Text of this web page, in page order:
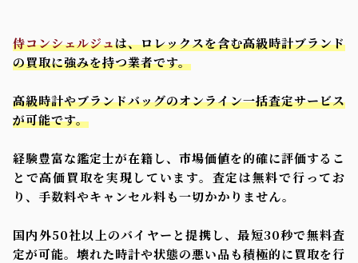
侍コンシェルジュは、ロレックスを含む高級時計ブランド
の買取に強みを持つ業者です。
高級時計やブランドバッグのオンライン一括査定サービス
が可能です。
経験豊富な鑑定士が在籍し、市場価値を的確に評価するこ
とで高価買取を実現しています。査定は無料で行ってお
り、手数料やキャンセル料も一切かかりません。
国内外50社以上のバイヤーと提携し、最短30秒で無料査
定が可能。壊れた時計や状態の悪い品も積極的に買取を行